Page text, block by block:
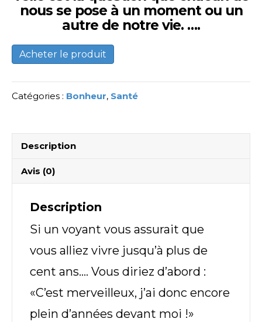
nous se pose à un moment ou un
autre de notre vie. ….
Acheter le produit
Catégories : Bonheur, Santé
Description
Avis (0)
Description
Si un voyant vous assurait que
vous alliez vivre jusqu’à plus de
cent ans…. Vous diriez d’abord :
«C’est merveilleux, j’ai donc encore
plein d’années devant moi !»